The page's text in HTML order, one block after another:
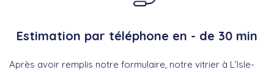
Estimation par téléphone en - de 30 min
Après avoir remplis notre formulaire, notre vitrier à L’Isle-